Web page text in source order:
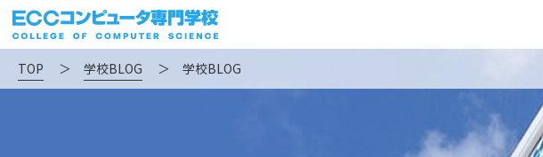
TOP ＞ 学校BLOG ＞ 学校BLOG